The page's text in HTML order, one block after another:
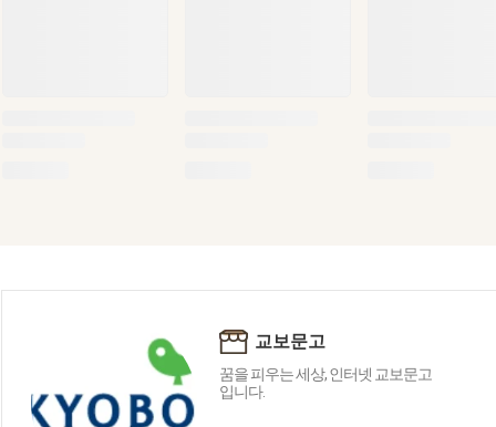
교보문고
꿈을 피우는 세상, 인터넷 교보문고
입니다.